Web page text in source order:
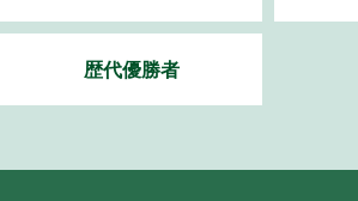
歴代優勝者